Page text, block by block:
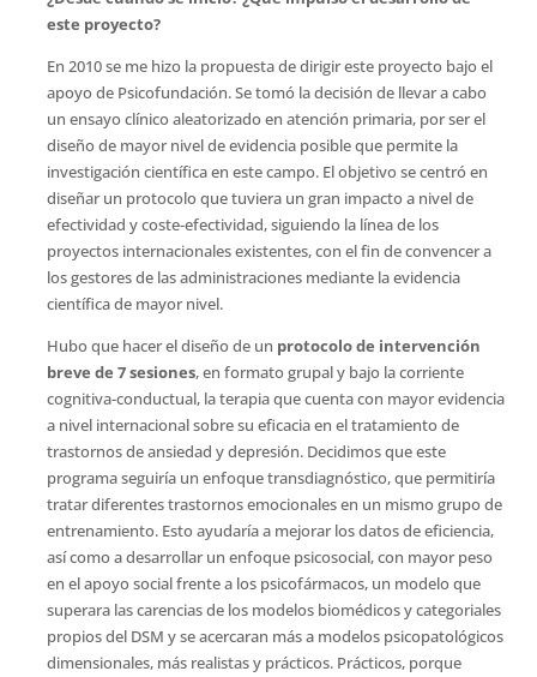
este proyecto?
En 2010 se me hizo la propuesta de dirigir este proyecto bajo el
apoyo de Psicofundación. Se tomó la decisión de llevar a cabo
un ensayo clínico aleatorizado en atención primaria, por ser el
diseño de mayor nivel de evidencia posible que permite la
investigación científica en este campo. El objetivo se centró en
diseñar un protocolo que tuviera un gran impacto a nivel de
efectividad y coste-efectividad, siguiendo la línea de los
proyectos internacionales existentes, con el fin de convencer a
los gestores de las administraciones mediante la evidencia
científica de mayor nivel.
Hubo que hacer el diseño de un protocolo de intervención
breve de 7 sesiones, en formato grupal y bajo la corriente
cognitiva-conductual, la terapia que cuenta con mayor evidencia
a nivel internacional sobre su eficacia en el tratamiento de
trastornos de ansiedad y depresión. Decidimos que este
programa seguiría un enfoque transdiagnóstico, que permitiría
tratar diferentes trastornos emocionales en un mismo grupo de
entrenamiento. Esto ayudaría a mejorar los datos de eficiencia,
así como a desarrollar un enfoque psicosocial, con mayor peso
en el apoyo social frente a los psicofármacos, un modelo que
superara las carencias de los modelos biomédicos y categoriales
propios del DSM y se acercaran más a modelos psicopatológicos
dimensionales, más realistas y prácticos. Prácticos, porque